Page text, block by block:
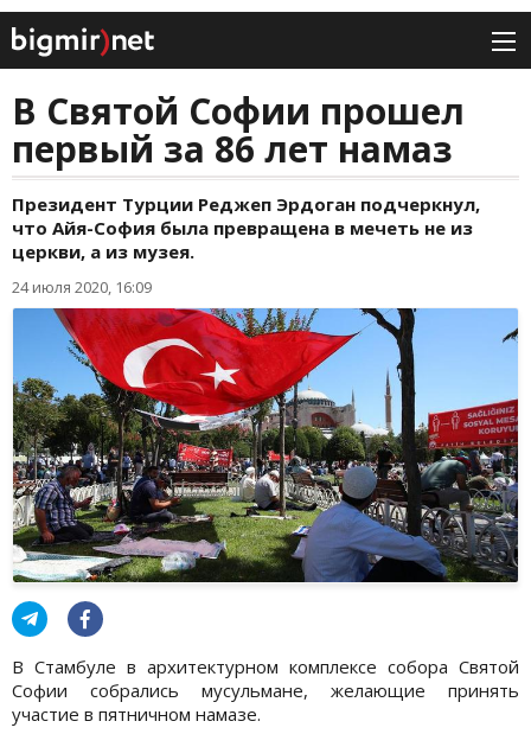
В Святой Софии прошел
первый за 86 лет намаз
Президент Турции Реджеп Эрдоган подчеркнул,
что Айя-София была превращена в мечеть не из
церкви, а из музея.
24 июля 2020, 16:09
В Стамбуле в архитектурном комплексе собора Святой
Софии собрались мусульмане, желающие принять
участие в пятничном намазе.